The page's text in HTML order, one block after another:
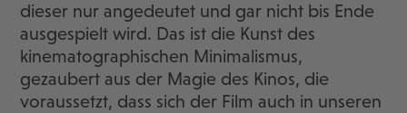
dieser nur angedeutet und gar nicht bis Ende
ausgespielt wird. Das ist die Kunst des
kinematographischen Minimalismus,
gezaubert aus der Magie des Kinos, die
voraussetzt, dass sich der Film auch in unseren